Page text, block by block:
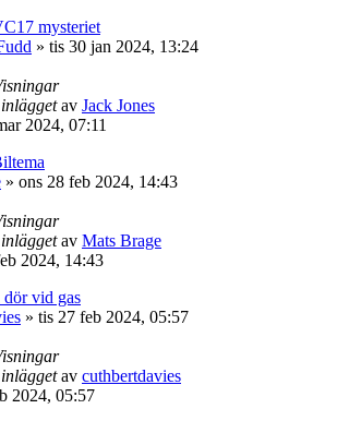
mysteriet
» tis 30 jan 2024, 13:24
inläggetav Jack Jones
2024, 07:11
» ons 28 feb 2024, 14:43
inläggetav Mats Brage
2024, 14:43
dör vid gas
» tis 27 feb 2024, 05:57
inläggetav cuthbertdavies
2024, 05:57